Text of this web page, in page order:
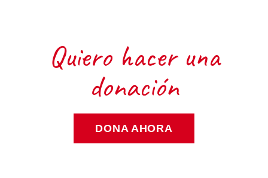
Quiero hacer una
donación
DONA AHORA